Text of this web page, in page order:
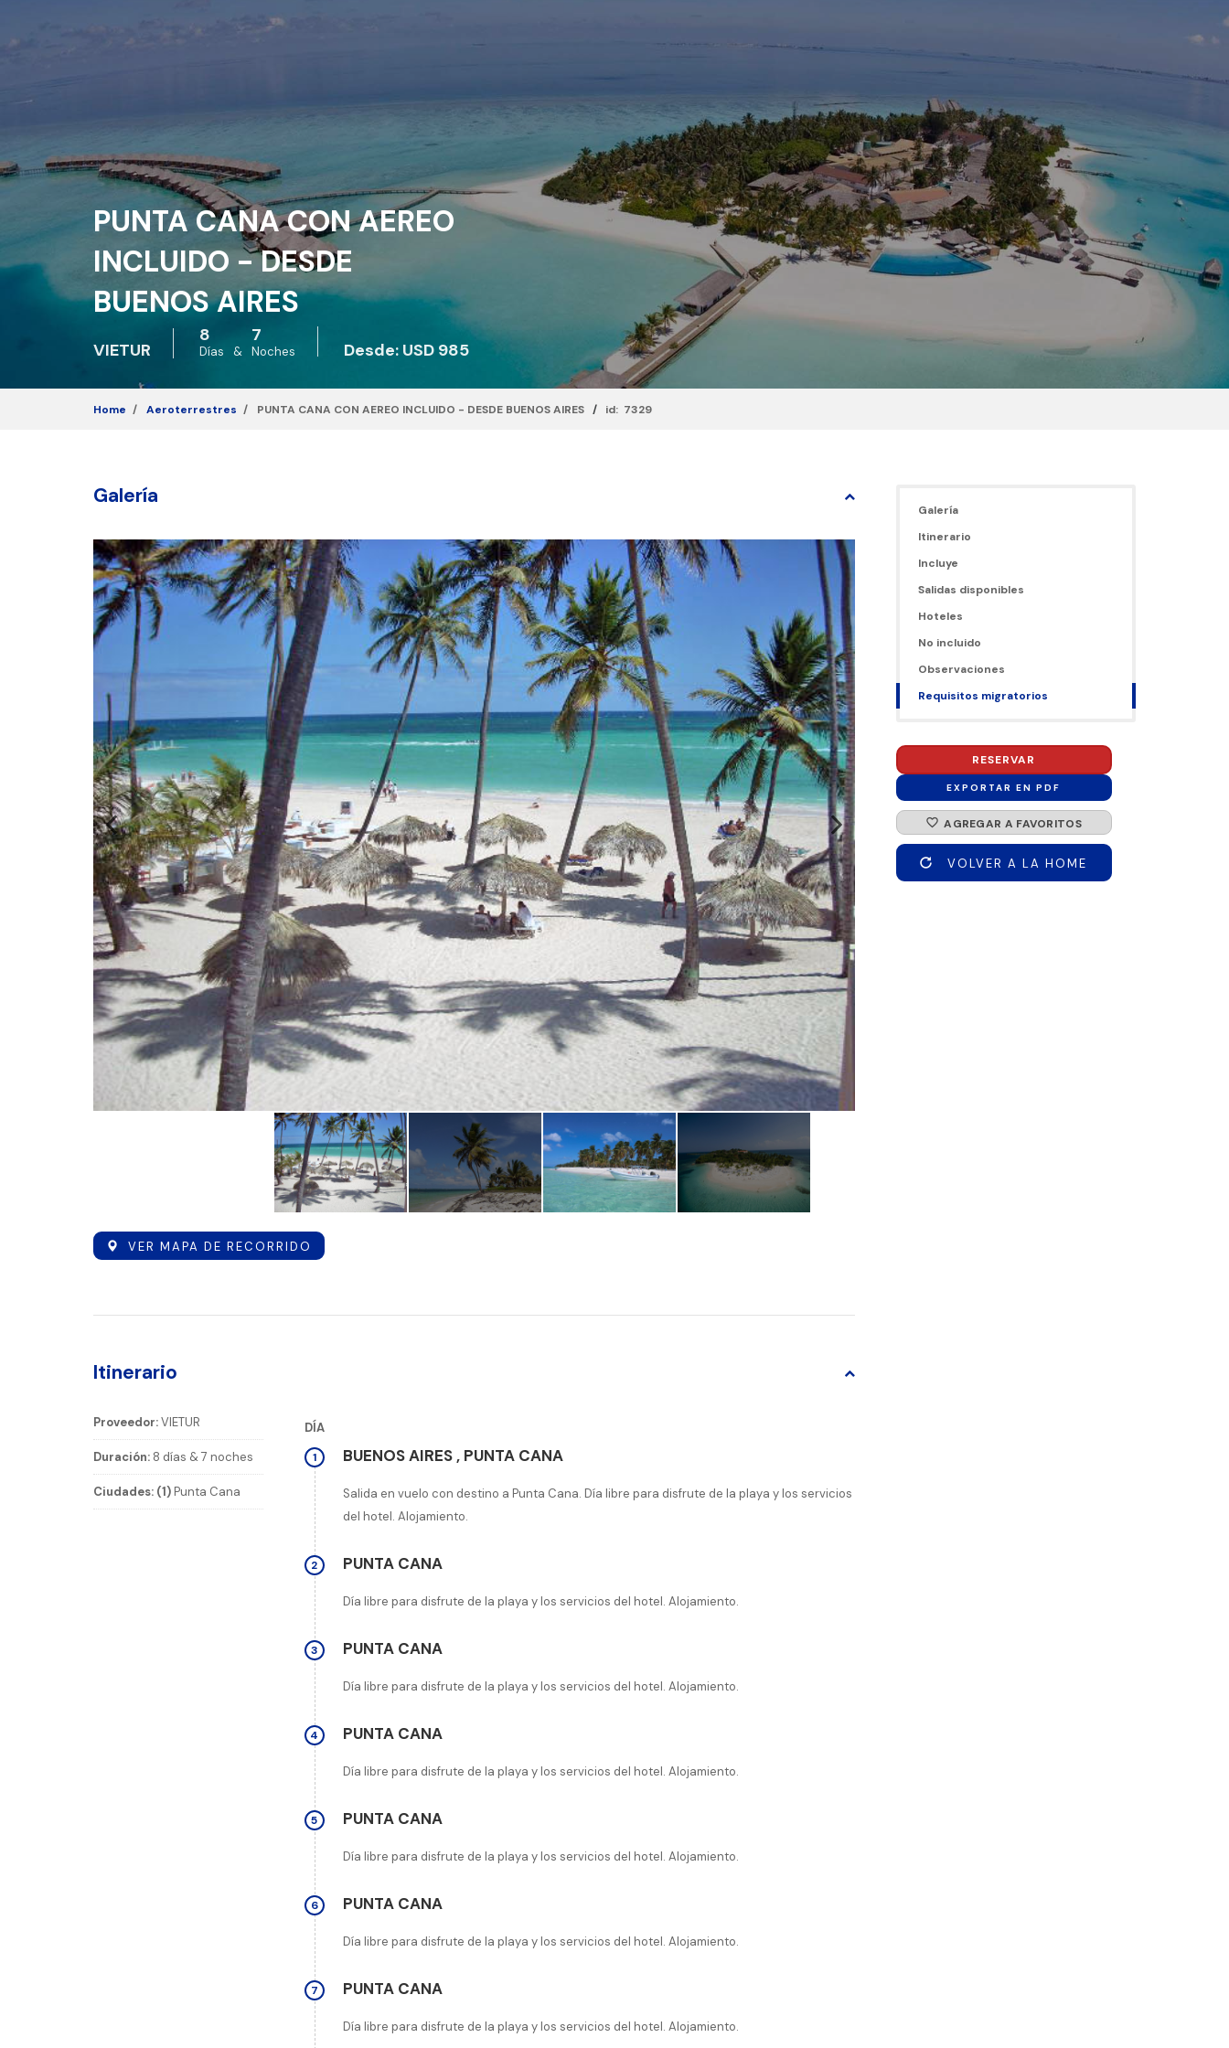
PUNTA CANA CON AEREO
INCLUIDO - DESDE
BUENOS AIRES
VIETUR
8
Días &
7
Noches Desde: USD 985
Home Aeroterrestres PUNTA CANA CON AEREO INCLUIDO - DESDE BUENOS AIRES / id: 7329
Galería
VER MAPA DE RECORRIDO
Itinerario
Proveedor:VIETUR
Duración: 8 días & 7 noches
Ciudades: (1)Punta Cana
DÍA
1 BUENOS AIRES ,PUNTA CANA
Salida en vuelo con destino a Punta Cana. Día libre para disfrute de la playa y los servicios
del hotel. Alojamiento.
2 PUNTA CANA
Día libre para disfrute de la playa y los servicios del hotel. Alojamiento.
3 PUNTA CANA
Día libre para disfrute de la playa y los servicios del hotel. Alojamiento.
4 PUNTA CANA
Día libre para disfrute de la playa y los servicios del hotel. Alojamiento.
5 PUNTA CANA
Día libre para disfrute de la playa y los servicios del hotel. Alojamiento.
6 PUNTA CANA
Día libre para disfrute de la playa y los servicios del hotel. Alojamiento.
7 PUNTA CANA
Día libre para disfrute de la playa y los servicios del hotel. Alojamiento.
Galería
Itinerario
Incluye
Salidas disponibles
Hoteles
No incluido
Observaciones
Requisitos migratorios
RESERVAR
EXPORTAR EN PDF
favorite_border AGREGAR A FAVORITOS
VOLVER A LA HOME